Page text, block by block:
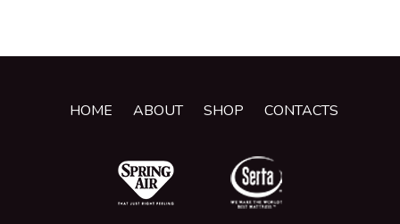
HOME ABOUT SHOP CONTACTS